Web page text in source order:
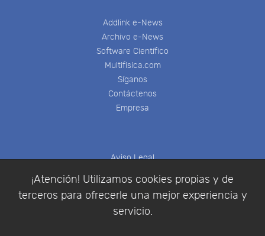
¡Atención! Utilizamos cookies propias y de
terceros para ofrecerle una mejor experiencia y
servicio.
Addlink e-News
Archivo e-News
Software Científico
Multifisica.com
Síganos
Contáctenos
Empresa
Aviso Legal
Política de Privacidad
Condiciones de compra
Identificarse